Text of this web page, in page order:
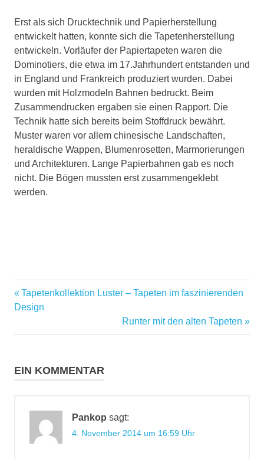
Erst als sich Drucktechnik und Papierherstellung
entwickelt hatten, konnte sich die Tapetenherstellung
entwickeln. Vorläufer der Papiertapeten waren die
Dominotiers, die etwa im 17.Jahrhundert entstanden und
in England und Frankreich produziert wurden. Dabei
wurden mit Holzmodeln Bahnen bedruckt. Beim
Zusammendrucken ergaben sie einen Rapport. Die
Technik hatte sich bereits beim Stoffdruck bewährt.
Muster waren vor allem chinesische Landschaften,
heraldische Wappen, Blumenrosetten, Marmorierungen
und Architekturen. Lange Papierbahnen gab es noch
nicht. Die Bögen mussten erst zusammengeklebt
werden.
Wandbekleidung
Beitragsnavigation
Vorheriger
Beitrag:
Tapetenkollektion Luster – Tapeten im faszinierenden
Design
Nächster
Beitrag:
Runter mit den alten Tapeten
EIN KOMMENTAR
Pankop sagt:
4. November 2014 um 16:59 Uhr